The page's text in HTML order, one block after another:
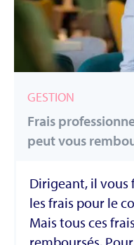
GESTION
Frais
peut vous
Dirigeant, il vous
les frais pour le
Mais tous ces